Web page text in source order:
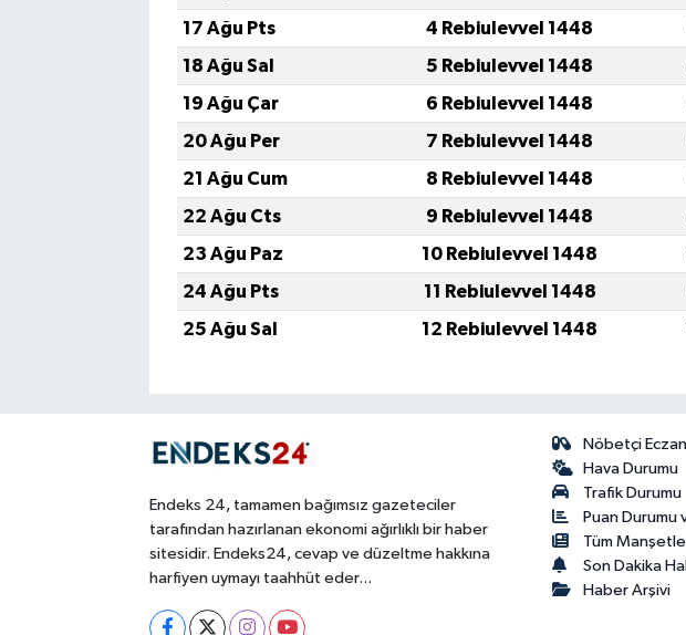
17 Ağu Pts
4 Rebiulevvel 1448
18 Ağu Sal
5 Rebiulevvel 1448
19 Ağu Çar
6 Rebiulevvel 1448
20 Ağu Per
7 Rebiulevvel 1448
21 Ağu Cum
8 Rebiulevvel 1448
22 Ağu Cts
9 Rebiulevvel 1448
23 Ağu Paz
10 Rebiulevvel 1448
24 Ağu Pts
11 Rebiulevvel 1448
25 Ağu Sal
12 Rebiulevvel 1448
Endeks 24, tamamen bağımsız gazeteciler
tarafından hazırlanan ekonomi ağırlıklı bir haber
sitesidir. Endeks24, cevap ve düzeltme hakkına
harfiyen uymayı taahhüt eder...
Nöbetçi
Hava Durumu
Trafik Durumu
Puan Durumu
Tüm
Son Dakika
Haber Arşivi